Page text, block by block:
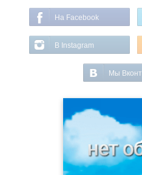
На Facebook
В Instagram
Мы